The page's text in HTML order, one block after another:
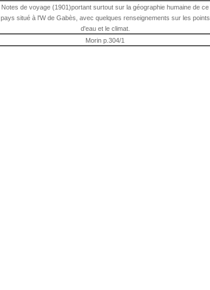
Notes de voyage (1901)portant surtout sur la géographie humaine de ce
pays situé à l'W de Gabès, avec quelques renseignements sur les points
d'eau et le climat.
Morin p.304/1